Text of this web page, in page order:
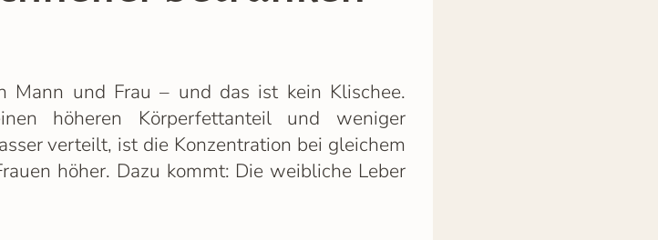
Mann und Frau – und das ist kein Klischee.
höheren Körperfettanteil und weniger
verteilt, ist die Konzentration bei gleichem
höher. Dazu kommt: Die weibliche Leber